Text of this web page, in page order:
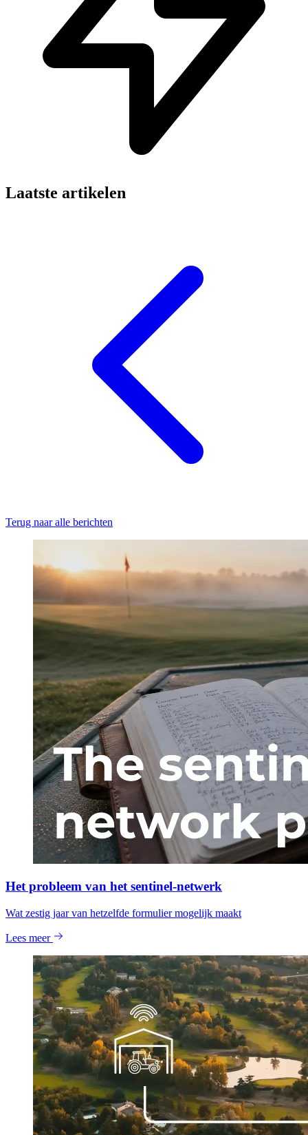
Laatste artikelen
Terug naar alle berichten
Het probleem van het sentinel-netwerk
Wat zestig jaar van hetzelfde formulier mogelijk maakt
Lees meer